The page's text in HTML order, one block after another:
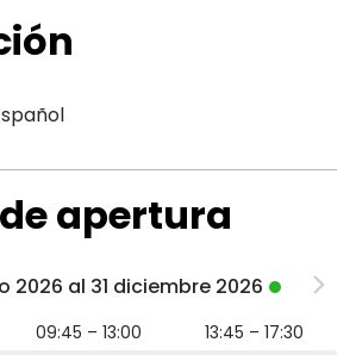
apertura
2026 al 31 diciembre 2026
09:45 – 13:00
13:45 – 17:30